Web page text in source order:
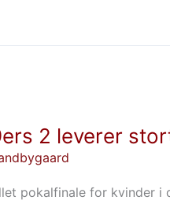
2 leverer
pokalfinale for kvinder i